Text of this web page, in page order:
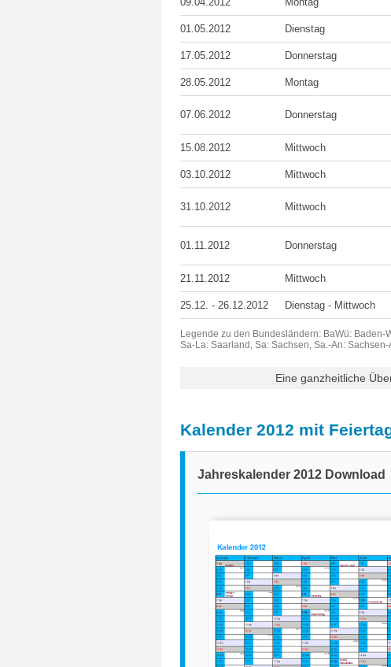
01.05.2012 Dienstag
17.05.2012 Donnerstag
28.05.2012 Montag
07.06.2012 Donnerstag
15.08.2012 Mittwoch
03.10.2012 Mittwoch
31.10.2012 Mittwoch
01.11.2012 Donnerstag
21.11.2012 Mittwoch
25.12. - 26.12.2012 Dienstag - Mittwoch
Legende zu den Bundesländern: BaWü: Baden-
Sa-La: Saarland, Sa: Sachsen, Sa.-An:
Eine ganzheitliche
Kalender 2012 mit
Jahreskalender 2012 Download